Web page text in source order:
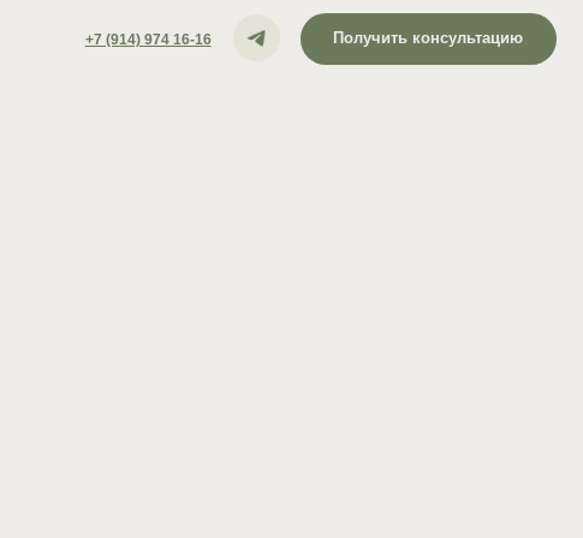
Получить консультацию